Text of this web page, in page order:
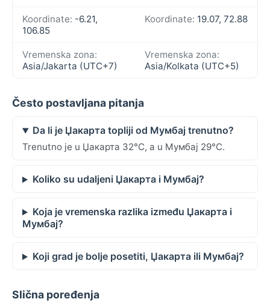
Koordinate: -6.21,
106.85
Koordinate: 19.07, 72.88
Vremenska zona:
Asia/Jakarta (UTC+7)
Vremenska zona:
Asia/Kolkata (UTC+5)
Često postavljana pitanja
Da li je Џакарта topliji od Мумбај trenutno?
Trenutno je u Џакарта 32°C, a u Мумбај 29°C.
Koliko su udaljeni Џакарта i Мумбај?
Koja je vremenska razlika između Џакарта i
Мумбај?
Koji grad je bolje posetiti, Џакарта ili Мумбај?
Slična poređenja